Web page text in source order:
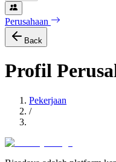
Perusahaan
Back
Profil
Pekerjaan
/